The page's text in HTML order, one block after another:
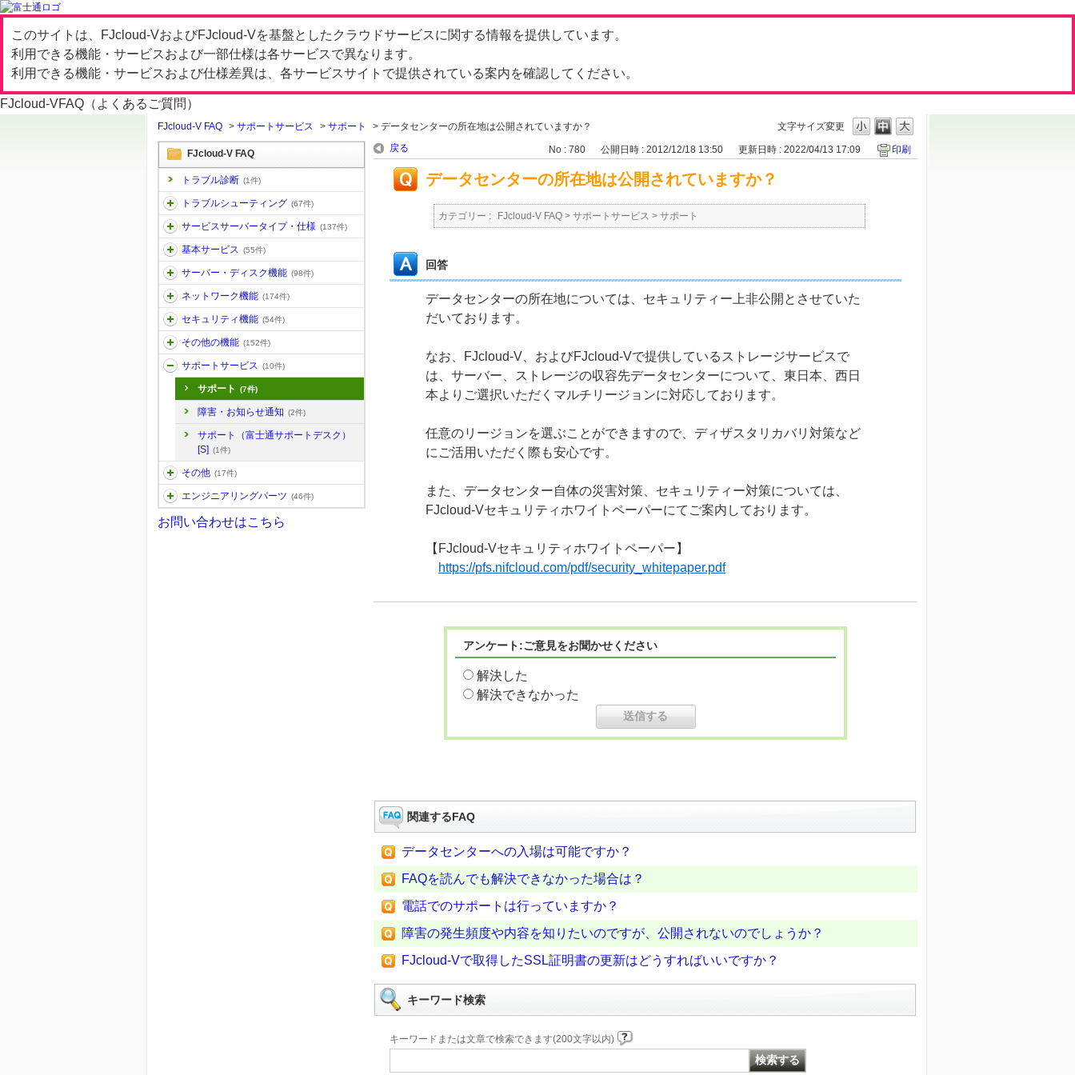
このサイトは、FJcloud-VおよびFJcloud-Vを基盤としたクラウドサービスに関する情報を提供しています。
利用できる機能・サービスおよび一部仕様は各サービスで異なります。
利用できる機能・サービスおよび仕様差異は、各サービスサイトで提供されている案内を確認してください。
FJcloud-VFAQ（よくあるご質問）
文字サイズ変更
FJcloud-V FAQ > サポートサービス > サポート > データセンターの所在地は公開されていますか？
FJcloud-V FAQ
トラブル診断 (1件)
トラブルシューティング (67件)
サービスサーバータイプ・仕様 (137件)
基本サービス (55件)
サーバー・ディスク機能 (98件)
ネットワーク機能 (174件)
セキュリティ機能 (54件)
その他の機能 (152件)
サポートサービス (10件)
サポート (7件)
障害・お知らせ通知 (2件)
サポート（富士通サポートデスク）
[S] (1件)
その他 (17件)
エンジニアリングパーツ (46件)
お問い合わせはこちら
戻る No : 780 公開日時 : 2012/12/18 13:50 更新日時 : 2022/04/13 17:09 印刷
データセンターの所在地は公開されていますか？
カテゴリー : FJcloud-V FAQ > サポートサービス > サポート
回答
データセンターの所在地については、セキュリティー上非公開とさせていた
だいております。
なお、FJcloud-V、およびFJcloud-Vで提供しているストレージサービスで
は、サーバー、ストレージの収容先データセンターについて、東日本、西日
本よりご選択いただくマルチリージョンに対応しております。
任意のリージョンを選ぶことができますので、ディザスタリカバリ対策など
にご活用いただく際も安心です。
また、データセンター自体の災害対策、セキュリティー対策については、
FJcloud-Vセキュリティホワイトペーパーにてご案内しております。
【FJcloud-Vセキュリティホワイトペーパー】
https://pfs.nifcloud.com/pdf/security_whitepaper.pdf
アンケート:ご意見をお聞かせください
解決した
解決できなかった
関連するFAQ
データセンターへの入場は可能ですか？
FAQを読んでも解決できなかった場合は？
電話でのサポートは行っていますか？
障害の発生頻度や内容を知りたいのですが、公開されないのでしょうか？
FJcloud-Vで取得したSSL証明書の更新はどうすればいいですか？
キーワード検索
キーワードまたは文章で検索できます(200文字以内)